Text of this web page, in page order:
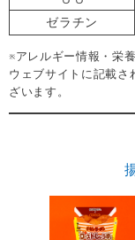
ゼラチン
※アレルギー情報・栄
ウェブサイトに記載さ
ざいます。